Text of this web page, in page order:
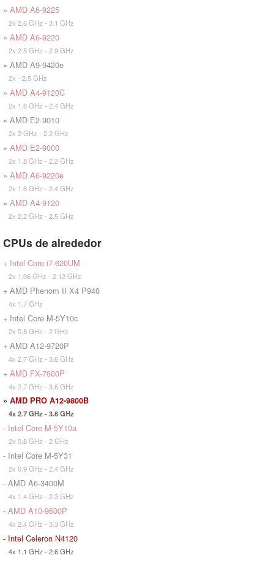
» AMD A6-9225
2x 2.6 GHz - 3.1 GHz
» AMD A6-9220
2x 2.5 GHz - 2.9 GHz
» AMD A9-9420e
2x - 2.5 GHz
» AMD A4-9120C
2x 1.6 GHz - 2.4 GHz
» AMD E2-9010
2x 2 GHz - 2.2 GHz
» AMD E2-9000
2x 1.8 GHz - 2.2 GHz
» AMD A6-9220e
2x 1.6 GHz - 2.4 GHz
» AMD A4-9120
2x 2.2 GHz - 2.5 GHz
CPUs de alrededor
+ Intel Core i7-620UM
2x 1.06 GHz - 2.13 GHz
+ AMD Phenom II X4 P940
4x 1.7 GHz
+ Intel Core M-5Y10c
2x 0.8 GHz - 2 GHz
+ AMD A12-9720P
4x 2.7 GHz - 3.6 GHz
+ AMD FX-7600P
4x 2.7 GHz - 3.6 GHz
» AMD PRO A12-9800B
4x 2.7 GHz - 3.6 GHz
- Intel Core M-5Y10a
2x 0.8 GHz - 2 GHz
- Intel Core M-5Y31
2x 0.9 GHz - 2.4 GHz
- AMD A6-3400M
4x 1.4 GHz - 2.3 GHz
- AMD A10-9600P
4x 2.4 GHz - 3.3 GHz
- Intel Celeron N4120
4x 1.1 GHz - 2.6 GHz